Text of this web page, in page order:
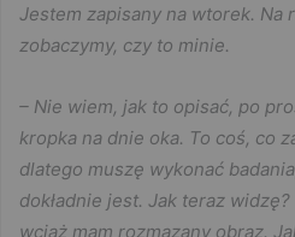
Jestem zapisany na wtorek. Na
zobaczymy, czy to minie.
– Nie wiem, jak to opisać, po
kropka na dnie oka. To coś, co
dlatego muszę wykonać
dokładnie jest. Jak teraz
wciąż mam rozmazany obraz.